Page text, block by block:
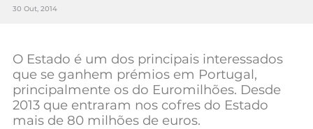
Tecnologia
Negócios
Mundial 2026
30 Out, 2014
O Estado é um dos principais interessados
que se ganhem prémios em Portugal,
principalmente os do Euromilhões. Desde
2013 que entraram nos cofres do Estado
mais de 80 milhões de euros.